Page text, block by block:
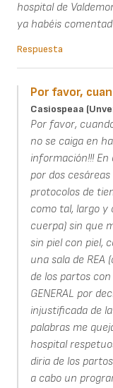
hospital de
ya habéis
Respuesta
Por favor,
Casiospeaa
Por favor,
no se caiga en
información!!! En
por dos
protocolos de
como tal, largo y
cuerpa) sin que
sin piel con piel,
una sala de
de los partos con
GENERAL por
injustificada de
palabras me
hospital
diria de los
a cabo un